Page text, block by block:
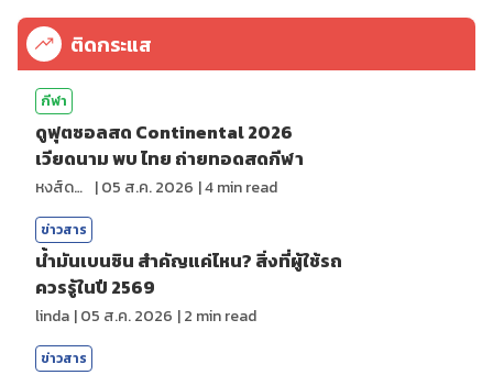
ติดกระแส
กีฬา
ดูฟุตซอลสด Continental 2026
เวียดนาม พบ ไทย ถ่ายทอดสดกีฬา
หงส์ดรุณ |05 ส.ค. 2026 |4min read
ข่าวสาร
น้ำมันเบนซิน สำคัญแค่ไหน? สิ่งที่ผู้ใช้รถ
ควรรู้ในปี 2569
linda |05 ส.ค. 2026 |2 min read
ข่าวสาร